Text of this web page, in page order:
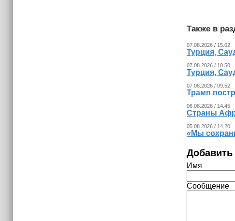
Также в
07.08.2026 / 15.02
Турция,
07.08.2026 / 10.50
Турция,
07.08.2026 / 09.52
Трамп
06.08.2026 / 14.45
Страны
05.08.2026 / 14.20
«Мы
Имя
Сообщение